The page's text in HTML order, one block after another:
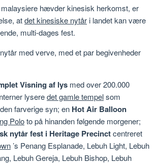
hævder kinesisk herkomst, er
atdet kinesiske nytår i landet kan være
multi-dages fest.
med verve, med et par begivenheder
Visning af lys med over 200.000
lyseredet gamle tempelsom
farverige syn; en Hot Air Balloon
Poloto på hinanden følgende morgener;
nytår fest i Heritage Precinctcentreret
’s Penang Esplanade, Lebuh Light, Lebuh
Lebuh Gereja, Lebuh Bishop, Lebuh